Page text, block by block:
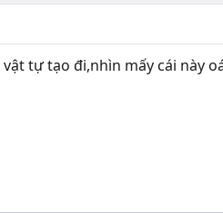
tự tạo đi,nhìn mấy cái này